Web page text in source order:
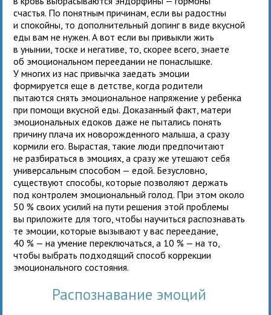
счастья. По понятным причинам, если вы радостны
и спокойны, то дополнительный допинг в виде вкусной
еды вам не нужен. А вот если вы привыкли жить
в унынии, тоске и негативе, то, скорее всего, знаете
об эмоциональном переедании не понаслышке.
У многих из нас привычка заедать эмоции
формируется еще в детстве, когда родители
пытаются снять эмоциональное напряжение у ребенка
при помощи вкусной еды. Доказанный факт, матери
эмоциональных едоков даже не пытались понять
причину плача их новорожденного малыша, а сразу
кормили его. Вырастая, такие люди предпочитают
не разбираться в эмоциях, а сразу же утешают себя
универсальным способом — едой. Безусловно,
существуют способы, которые позволяют держать
под контролем эмоциональный голод. При этом около
50 % своих усилий на пути решения этой проблемы
вы приложите для того, чтобы научиться распознавать
те эмоции, которые вызывают у вас переедание,
40 % — на умение переключаться, а 10 % — на то,
чтобы выбрать подходящий способ коррекции
эмоционального состояния.
Распознавание эмоций